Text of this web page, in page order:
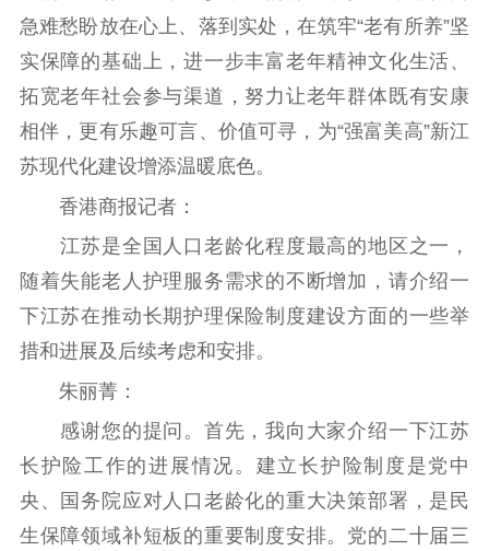
急难愁盼放在心上、落到实处，在筑牢“老有所养”坚
实保障的基础上，进一步丰富老年精神文化生活、
拓宽老年社会参与渠道，努力让老年群体既有安康
相伴，更有乐趣可言、价值可寻，为“强富美高”新江
苏现代化建设增添温暖底色。
香港商报记者：
江苏是全国人口老龄化程度最高的地区之一，
随着失能老人护理服务需求的不断增加，请介绍一
下江苏在推动长期护理保险制度建设方面的一些举
措和进展及后续考虑和安排。
朱丽菁：
感谢您的提问。首先，我向大家介绍一下江苏
长护险工作的进展情况。建立长护险制度是党中
央、国务院应对人口老龄化的重大决策部署，是民
生保障领域补短板的重要制度安排。党的二十届三